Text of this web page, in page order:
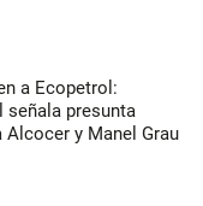
a Ecopetrol:
señala presunta
y Manel Grau